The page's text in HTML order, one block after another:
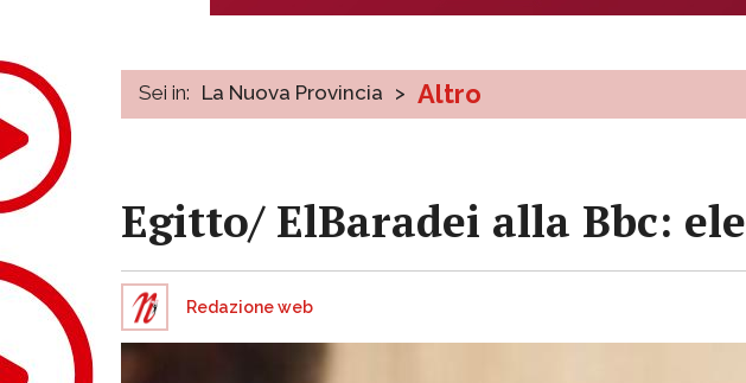
Sei in: La Nuova Provincia > Altro
Egitto/ ElBaradei alla Bbc:
Redazione web